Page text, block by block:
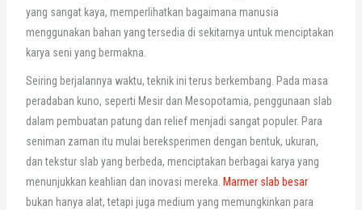
yang sangat kaya, memperlihatkan bagaimana manusia
menggunakan bahan yang tersedia di sekitarnya untuk menciptakan
karya seni yang bermakna.
Seiring berjalannya waktu, teknik ini terus berkembang. Pada masa
peradaban kuno, seperti Mesir dan Mesopotamia, penggunaan slab
dalam pembuatan patung dan relief menjadi sangat populer. Para
seniman zaman itu mulai bereksperimen dengan bentuk, ukuran,
dan tekstur slab yang berbeda, menciptakan berbagai karya yang
menunjukkan keahlian dan inovasi mereka. Marmer slab besar
bukan hanya alat, tetapi juga medium yang memungkinkan para